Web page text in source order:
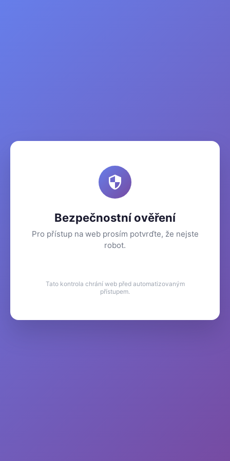
Bezpečnostní ověření
Pro přístup na web prosím potvrďte, že nejste
robot.
Tato kontrola chrání web před automatizovaným
přístupem.